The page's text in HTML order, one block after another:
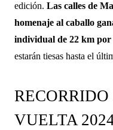
edición. Las calles de
homenaje al caballo
individual de 22 km por
estarán tiesas hasta el
VUELTA